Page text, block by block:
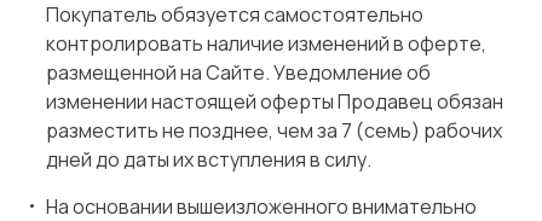
Покупатель обязуется самостоятельно
контролировать наличие изменений в оферте,
размещенной на Сайте. Уведомление об
изменении настоящей оферты Продавец обязан
разместить не позднее, чем за 7 (семь) рабочих
дней до даты их вступления в силу.
На основании вышеизложенного внимательно